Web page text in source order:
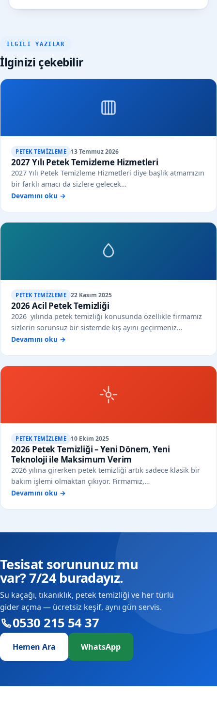
İLGILI YAZILAR
İlginizi çekebilir
PETEK TEMIZLEME 13 Temmuz 2026
2027 Yılı Petek Temizleme Hizmetleri
2027 Yılı Petek Temizleme Hizmetleri diye başlık atmamızın
bir farklı amacı da sizlere gelecek…
Devamını oku →
PETEK TEMIZLEME 22 Kasım 2025
2026 Acil Petek Temizliği
2026 yılında petek temizliği konusunda özellikle firmamız
sizlerin sorunsuz bir sistemde kış ayını geçirmeniz…
Devamını oku →
PETEK TEMIZLEME 10 Ekim 2025
2026 Petek Temizliği – Yeni Dönem, Yeni
Teknoloji ile Maksimum Verim
2026 yılına girerken petek temizliği artık sadece klasik bir
bakım işlemi olmaktan çıkıyor. Firmamız,…
Devamını oku →
Tesisat sorununuz mu
var? 7/24 buradayız.
Su kaçağı, tıkanıklık, petek temizliği ve her türlü
gider açma — ücretsiz keşif, aynı gün servis.
0530 215 54 37
Hemen Ara WhatsApp